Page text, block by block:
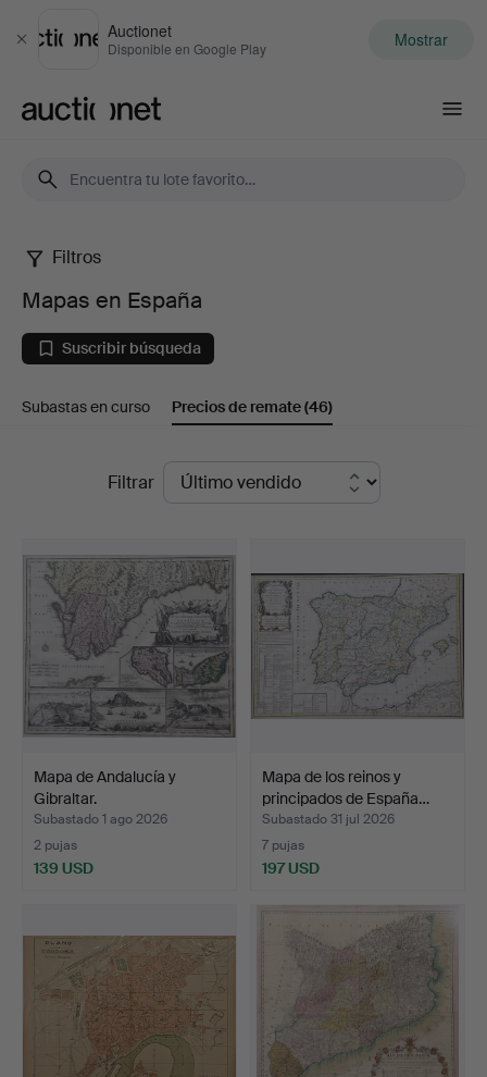
Cerrar
Auctionet
Disponible en Google Play Mostrar
Mapas
en
España
Filtros
Mapas en España
Suscribir búsqueda
Subastas en curso Precios de remate(46)
remate
Filtrar
Mapa de Andalucía y
Gibraltar.
Subastado 1 ago 2026
2 pujas
139 USD
Mapa de los reinos y
principados de España…
Subastado 31 jul 2026
7 pujas
197 USD